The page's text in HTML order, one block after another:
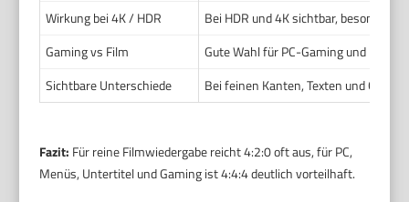
Wirkung bei 4K / HDR
Bei HDR und 4K sichtbar, besonders
Gaming vs Film
Gute Wahl für PC-Gaming und HUDs
Sichtbare Unterschiede
Bei feinen Kanten, Texten und
Fazit: Für reine Filmwiedergabe reicht 4:2:0 oft aus, für PC,
Menüs, Untertitel und Gaming ist 4:4:4 deutlich vorteilhaft.